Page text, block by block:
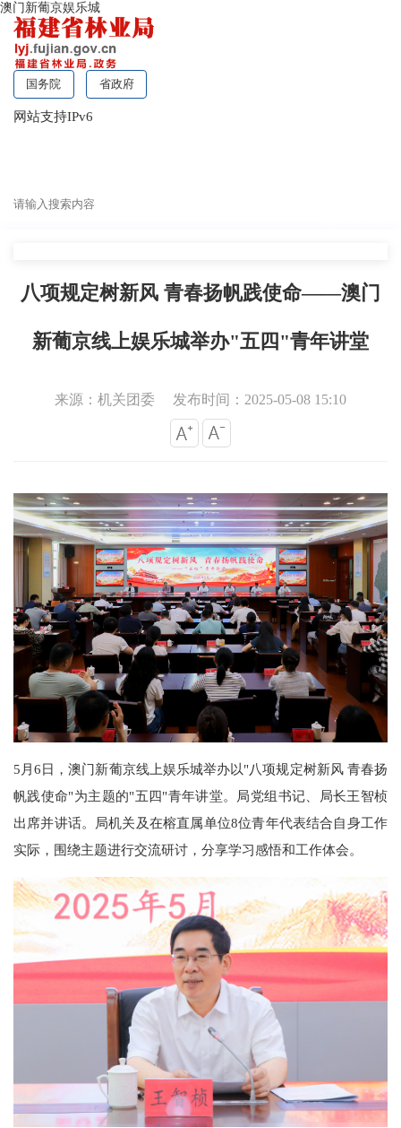
澳门新葡京娱乐城
国务院 省政府
网站支持IPv6
八项规定树新风 青春扬帆践使命——澳门
新葡京线上娱乐城举办"五四"青年讲堂
来源：机关团委 发布时间：2025-05-08 15:10
5月6日，澳门新葡京线上娱乐城举办以"八项规定树新风 青春扬
帆践使命"为主题的"五四"青年讲堂。局党组书记、局长王智桢
出席并讲话。局机关及在榕直属单位8位青年代表结合自身工作
实际，围绕主题进行交流研讨，分享学习感悟和工作体会。